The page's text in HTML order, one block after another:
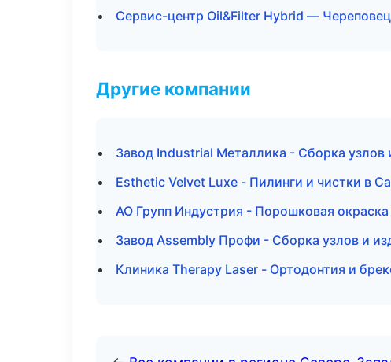
Сервис-центр Oil&Filter Hybrid — Череповец
Другие компании
Завод Industrial Металлика - Сборка
Esthetic Velvet Luxe - Пилинги и чистки в
АО Групп Индустрия - Порошковая
Завод Assembly Профи - Сборка узлов и
Клиника Therapy Laser - Ортодонтия и